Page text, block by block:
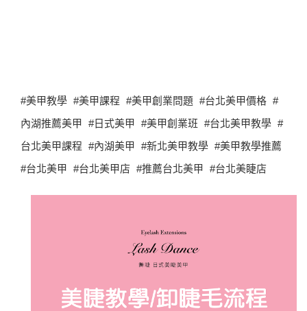
#美甲教學 #美甲課程 #美甲創業問題 #台北美甲價格 #
內湖推薦美甲 #日式美甲 #美甲創業班 #台北美甲教學 #
台北美甲課程 #內湖美甲 #新北美甲教學 #美甲教學推薦
#台北美甲 #台北美甲店 #推薦台北美甲 #台北美睫店